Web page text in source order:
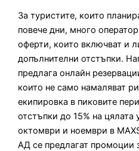
За туристите, които
повече дни, много
оферти, които включват и
допълнителни отстъпки.
предлага онлайн
които не само намаляват
екипировка в пиковите
отстъпки до 15% на цялата
октомври и ноември в
АД се предлагат промоции